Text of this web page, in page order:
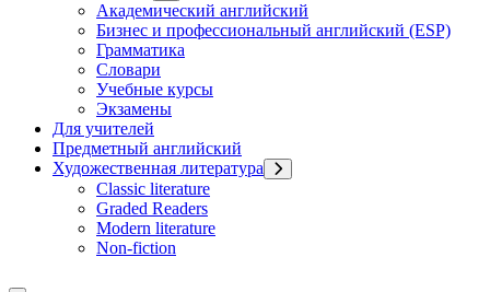
Академический английский
Бизнес и профессиональный английский (ESP)
Грамматика
Словари
Учебные курсы
Экзамены
Для учителей
Предметный английский
Художественная литература
Classic literature
Graded Readers
Modern literature
Non-fiction